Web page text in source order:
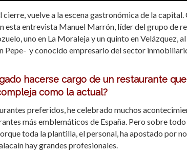
cierre, vuelve a la escena gastronómica de la capital.
esta entrevista Manuel Marrón, líder del grupo de
uno en La Moraleja y un quinto en Velázquez,
Pepe- y conocido empresario del sector
hacerse cargo de un restaurante
como la actual?
preferidos, he celebrado muchos
más emblemáticos de España. Pero sobre
toda la plantilla, el personal, ha apostado por
hay grandes profesionales.